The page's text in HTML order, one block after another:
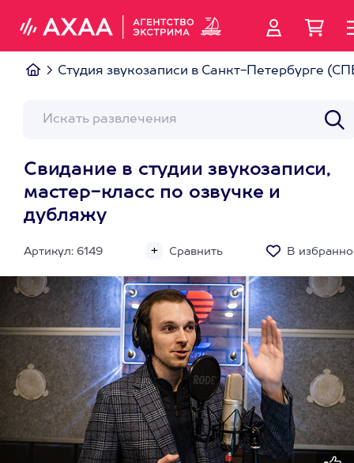
Студия звукозаписи в Санкт-Петербурге
Свидание в студии звукозаписи,
мастер-класс по озвучке и
дубляжу
Артикул: 6149 Сравнить В